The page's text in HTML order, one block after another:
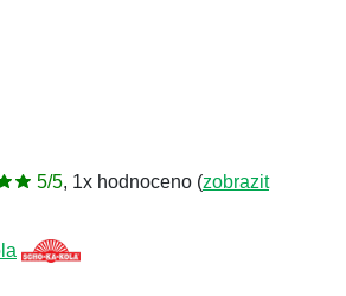
5/5, 1x hodnoceno (zobrazit